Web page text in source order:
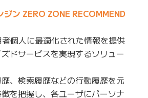
ジン ZERO ZONE RECOMMEND
個人に最適化された情報を提供
ドサービスを実現するソリュー
、検索履歴などの行動履歴を元
を把握し、各ユーザにパーソナ